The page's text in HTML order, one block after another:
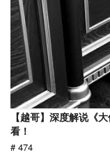
【越哥】深度解说《
看！
# 474